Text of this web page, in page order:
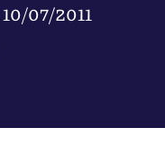
10/07/2011